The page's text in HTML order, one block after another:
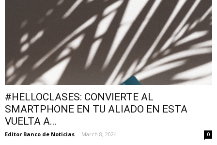
#HELLOCLASES: CONVIERTE AL
SMARTPHONE EN TU ALIADO EN ESTA
VUELTA A...
Editor Banco de Noticias - March 8, 2024 0